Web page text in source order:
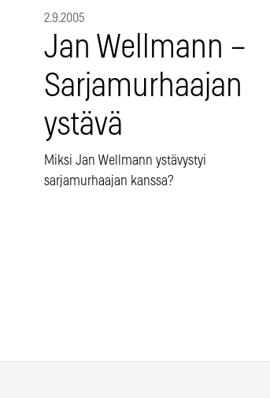
2.9.2005
Jan Wellmann –
Sarjamurhaajan
ystävä
Miksi Jan Wellmann ystävystyi
sarjamurhaajan kanssa?